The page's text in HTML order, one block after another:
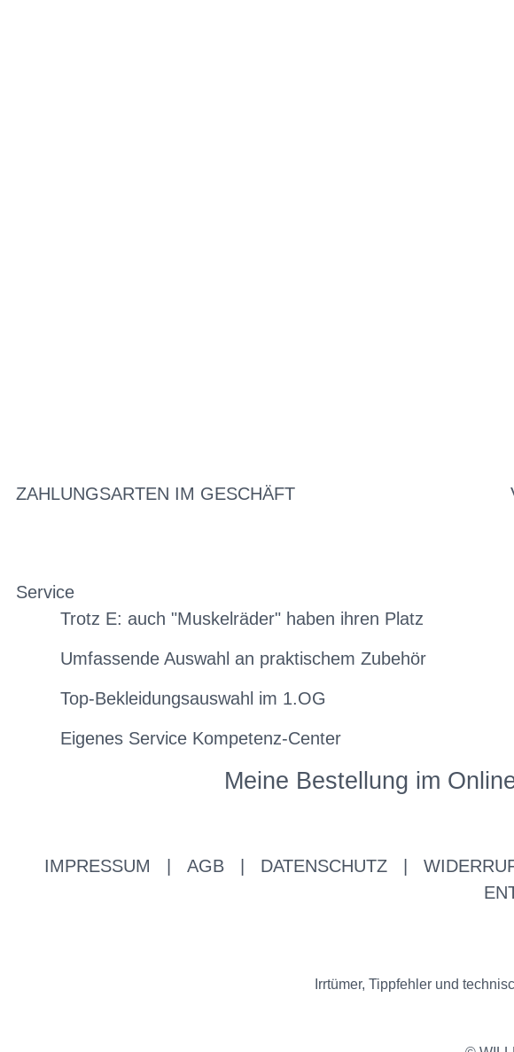
ZAHLUNGSARTEN IM GESCHÄFT
Service
Trotz E: auch "Muskelräder" haben ihren Platz
Umfassende Auswahl an praktischem Zubehör
Top-Bekleidungsauswahl im 1.OG
Eigenes Service Kompetenz-Center
Meine Bestellung im
IMPRESSUM AGB DATENSCHUTZ
Irrtümer, Tippfehler und